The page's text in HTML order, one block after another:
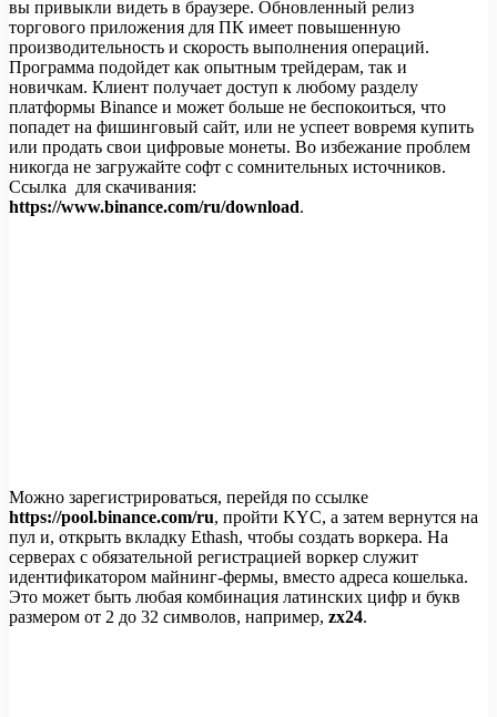
вы привыкли видеть в браузере. Обновленный релиз
торгового приложения для ПК имеет повышенную
производительность и скорость выполнения операций.
Программа подойдет как опытным трейдерам, так и
новичкам. Клиент получает доступ к любому разделу
платформы Binance и может больше не беспокоиться, что
попадет на фишинговый сайт, или не успеет вовремя купить
или продать свои цифровые монеты. Во избежание проблем
никогда не загружайте софт с сомнительных источников.
Ссылка для скачивания:
https://www.binance.com/ru/download.
Можно зарегистрироваться, перейдя по ссылке
https://pool.binance.com/ru, пройти KYC, а затем вернутся на
пул и, открыть вкладку Ethash, чтобы создать воркера. На
серверах с обязательной регистрацией воркер служит
идентификатором майнинг-фермы, вместо адреса кошелька.
Это может быть любая комбинация латинских цифр и букв
размером от 2 до 32 символов, например, zx24.